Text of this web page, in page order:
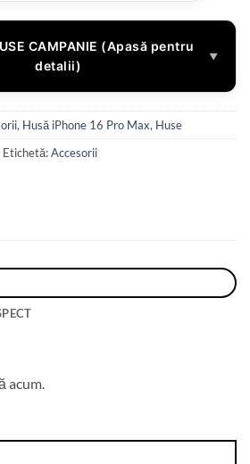
CAMPANIE (Apasă pentru
detalii)
▼
, Husă iPhone 16 Pro Max, Huse
Etichetă:Accesorii
acum.